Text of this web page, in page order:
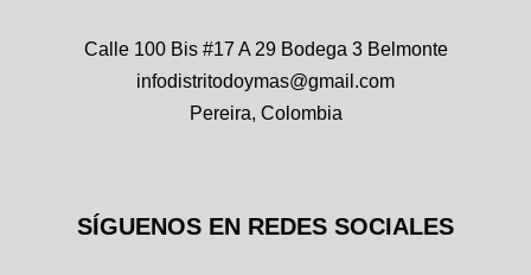
Calle 100 Bis #17 A 29 Bodega 3 Belmonte
infodistritodoymas@gmail.com
Pereira, Colombia
SÍGUENOS EN REDES SOCIALES